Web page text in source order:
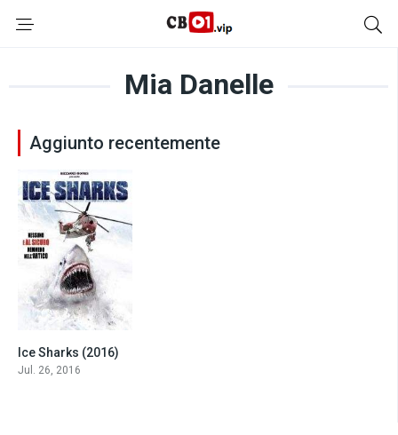
Mia Danelle
Aggiunto recentemente
3.2
Ice Sharks (2016)
Jul. 26, 2016